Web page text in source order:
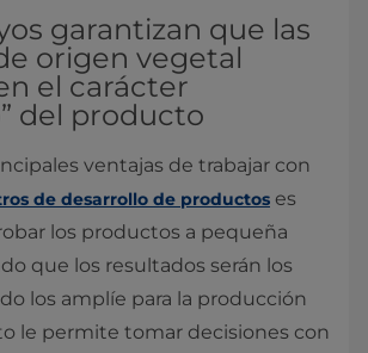
garantizan que las
origen vegetal
el carácter
del producto
ventajas de trabajar con
de desarrollo de productos es
los productos a pequeña
que los resultados serán los
los amplíe para la producción
le permite tomar decisiones con